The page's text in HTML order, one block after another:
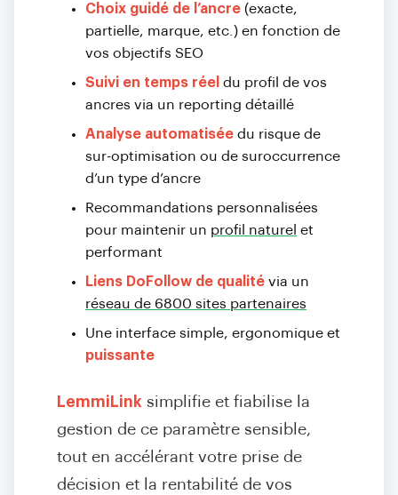
Choix guidé de l’ancre (exacte,
partielle, marque, etc.) en fonction de
vos objectifs SEO
Suivi en temps réel du profil de vos
ancres via un reporting détaillé
Analyse automatisée du risque de
sur-optimisation ou de suroccurrence
d’un type d’ancre
Recommandations personnalisées
pour maintenir un profil naturel et
performant
Liens DoFollow de qualité via un
réseau de 6800 sites partenaires
Une interface simple, ergonomique et
puissante
LemmiLink simplifie et fiabilise la
gestion de ce paramètre sensible,
tout en accélérant votre prise de
décision et la rentabilité de vos